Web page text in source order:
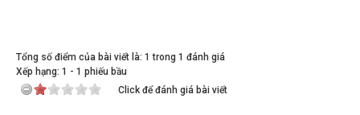
Tổng số điểm của bài viết là: 1 trong 1 đánh giá
Xếp hạng: 1 - 1 phiếu bầu
Click để đánh giá bài viết